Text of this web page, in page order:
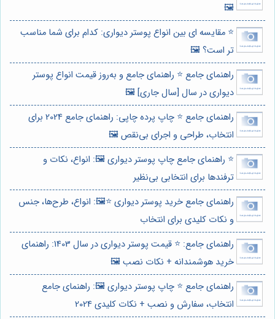
🖼️
⭐️ مقایسه ای بین انواع پوستر دیواری: کدام برای شما مناسب
تر است؟ 🖼️
راهنمای جامع ⭐️ راهنمای جامع و به‌روز قیمت انواع پوستر
دیواری در سال [سال جاری] 🖼️
راهنمای جامع ⭐️ چاپ پرده چاپی: راهنمای جامع 2024 برای
انتخاب، طراحی و اجرای بی‌نقص 🖼️
⭐️ راهنمای جامع چاپ پوستر دیواری 🖼️: انواع، نکات و
ترفندها برای انتخابی بی‌نظیر
راهنمای جامع خرید پوستر دیواری ⭐️🖼️: انواع، طرح‌ها، جنس
و نکات کلیدی برای انتخاب
راهنمای جامع: ⭐️ قیمت پوستر دیواری در سال 1403: راهنمای
خرید هوشمندانه + نکات نصب 🖼️
راهنمای جامع ⭐️ چاپ پوستر دیواری 🖼️: راهنمای جامع
انتخاب، سفارش و نصب + نکات کلیدی 2024